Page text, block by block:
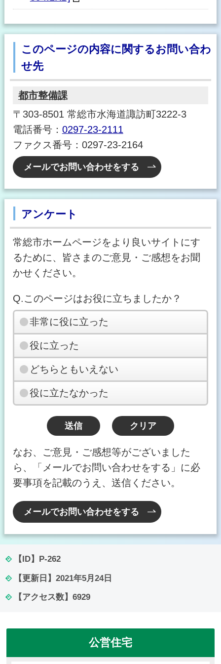
このページの内容に関するお問い合わ
せ先
都市整備課
〒303-8501 常総市水海道諏訪町3222-3
電話番号： 0297-23-2111
ファクス番号：0297-23-2164
メールでお問い合わせをする
アンケート
常総市ホームページをより良いサイトにす
るために、皆さまのご意見・ご感想をお聞
かせください。
Q.このページはお役に立ちましたか？
非常に役に立った
役に立った
どちらともいえない
役に立たなかった
なお、ご意見・ご感想等がございました
ら、「メールでお問い合わせをする」に必
要事項を記載のうえ、送信ください。
メールでお問い合わせをする
【ID】 P-262
【更新日】 2021年5月24日
【アクセス数】 6929
公営住宅